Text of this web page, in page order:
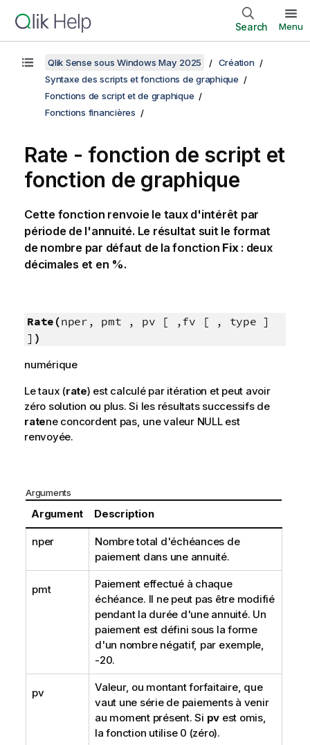
Search Menu
Qlik Sense sous Windows May 2025
Création
Syntaxe des scripts et fonctions de graphique
Fonctions de script et de graphique
Fonctions financières
Rate - fonction de script et
fonction de graphique
Cette fonction renvoie le taux d'intérêt par
période de l'annuité. Le résultat suit le format
de nombre par défaut de la fonction Fix: deux
décimales et en %.
Rate(nper, pmt , pv [ ,fv [ , type ]
] )
numérique
Le taux (rate) est calculé par itération et peut avoir
zéro solution ou plus. Si les résultats successifs de
ratene concordent pas, une valeur NULLest
renvoyée.
Arguments
Argument Description
nper
Nombre total d'échéances de
paiement dans une annuité.
pmt
Paiement effectué à chaque
échéance. Il ne peut pas être modifié
pendant la durée d'une annuité. Un
paiement est défini sous la forme
d'un nombre négatif, par exemple,
-20.
pv
Valeur, ou montant forfaitaire, que
vaut une série de paiements à venir
au moment présent. Si pv est omis,
la fonction utilise 0 (zéro).